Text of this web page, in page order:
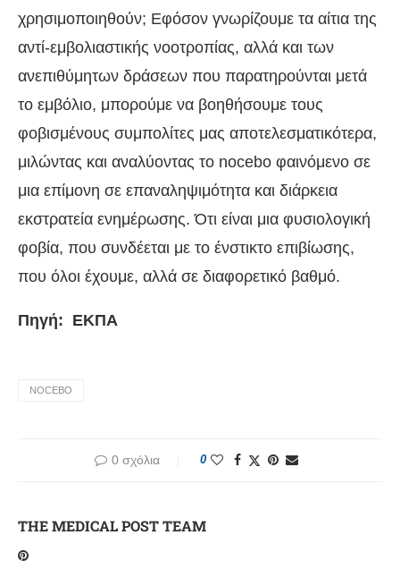
χρησιμοποιηθούν; Εφόσον γνωρίζουμε τα αίτια της
αντί-εμβολιαστικής νοοτροπίας, αλλά και των
ανεπιθύμητων δράσεων που παρατηρούνται μετά
το εμβόλιο, μπορούμε να βοηθήσουμε τους
φοβισμένους συμπολίτες μας αποτελεσματικότερα,
μιλώντας και αναλύοντας το nocebo φαινόμενο σε
μια επίμονη σε επαναληψιμότητα και διάρκεια
εκστρατεία ενημέρωσης. Ότι είναι μια φυσιολογική
φοβία, που συνδέεται με το ένστικτο επιβίωσης,
που όλοι έχουμε, αλλά σε διαφορετικό βαθμό.
Πηγή: EKΠΑ
NOCEBO
0 σχόλια 0
THE MEDICAL POST TEAM